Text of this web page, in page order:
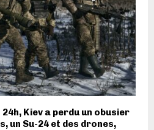
Kiev a perdu un obusier
un Su-24 et des drones,